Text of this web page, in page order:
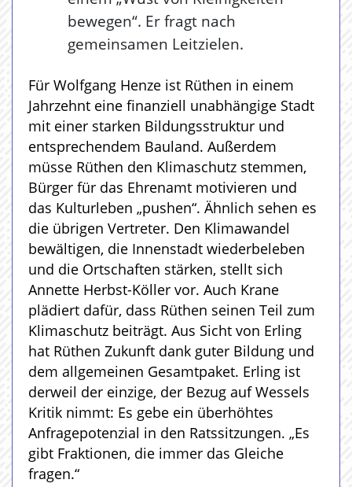
bewegen“. Er fragt nach
gemeinsamen Leitzielen.
Für Wolfgang Henze ist Rüthen in einem
Jahrzehnt eine finanziell unabhängige Stadt
mit einer starken Bildungsstruktur und
entsprechendem Bauland. Außerdem
müsse Rüthen den Klimaschutz stemmen,
Bürger für das Ehrenamt motivieren und
das Kulturleben „pushen“. Ähnlich sehen es
die übrigen Vertreter. Den Klimawandel
bewältigen, die Innenstadt wiederbeleben
und die Ortschaften stärken, stellt sich
Annette Herbst-Köller vor. Auch Krane
plädiert dafür, dass Rüthen seinen Teil zum
Klimaschutz beiträgt. Aus Sicht von Erling
hat Rüthen Zukunft dank guter Bildung und
dem allgemeinen Gesamtpaket. Erling ist
derweil der einzige, der Bezug auf Wessels
Kritik nimmt: Es gebe ein überhöhtes
Anfragepotenzial in den Ratssitzungen. „Es
gibt Fraktionen, die immer das Gleiche
fragen.“